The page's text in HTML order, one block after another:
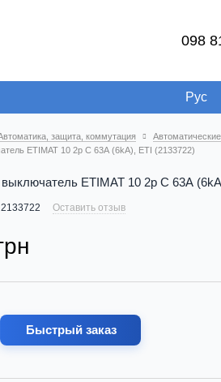
098
Рус
защита, коммутация
ETIMAT 10 2p C 63А (6kA), ETI (2133722)
ETIMAT 10 2p C 63А
Оставить отзыв
Быстрый заказ